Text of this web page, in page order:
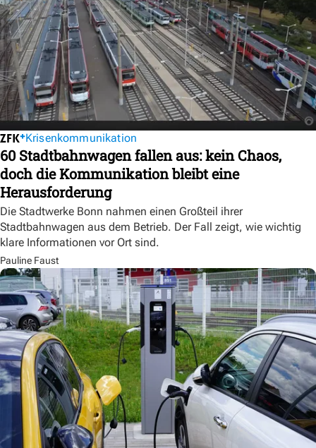
Krisenkommunikation
60 Stadtbahnwagen fallen aus: kein Chaos,
doch die Kommunikation bleibt eine
Herausforderung
Die Stadtwerke Bonn nahmen einen Großteil ihrer
Stadtbahnwagen aus dem Betrieb. Der Fall zeigt, wie wichtig
klare Informationen vor Ort sind.
Pauline Faust